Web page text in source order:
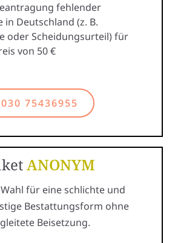
fehlender
in Deutschland (z. B.
oder Scheidungsurteil) für
von 50 €
030 75436955
ANONYM
für eine schlichte und
Bestattungsform ohne
Beisetzung.